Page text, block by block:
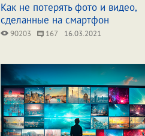
Как не потерять фото и видео,
сделанные на смартфон
90203 167 16.03.2021